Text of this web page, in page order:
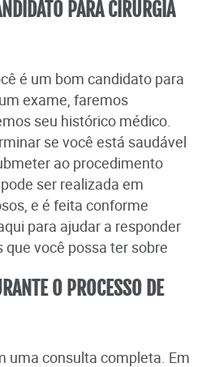
PARA CIRURGIA
é um bom candidato para
exame, faremos
seu histórico médico.
se você está saudável
ao procedimento
ser realizada em
e é feita conforme
para ajudar a responder
você possa ter sobre
O PROCESSO DE
uma consulta completa. Em